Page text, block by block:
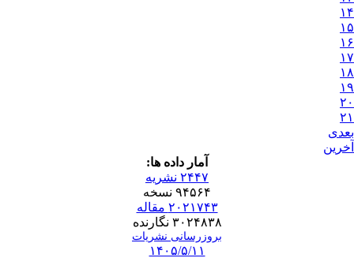
۱۴
۱۵
۱۶
۱۷
۱۸
۱۹
۲۰
۲۱
بعدی
آخرین
آمار داده ها:
۲۴۴۷ نشریه
۹۴۵۶۴ نسخه
۲۰۲۱۷۴۳ مقاله
۳۰۲۴۸۳۸ نگارنده
بروزرسانی نشریات
۱۴۰۵/۵/۱۱